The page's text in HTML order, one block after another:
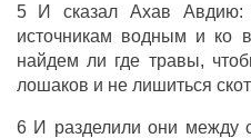
5 И сказал Ахав
источникам водным и ко
найдем ли где травы,
лошаков и не лишиться
6 И разделили они между